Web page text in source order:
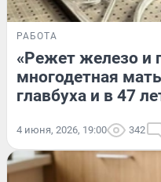
РАБОТА
«Режет железо и
многодетная
главбуха и в 47
4 июня, 2026, 19:00 342